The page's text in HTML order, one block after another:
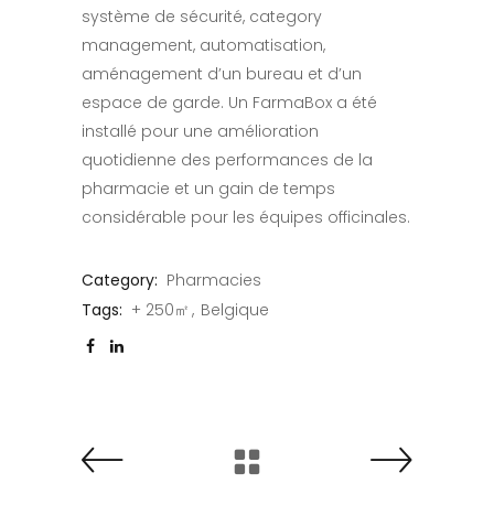
système de sécurité, category
management, automatisation,
aménagement d’un bureau et d’un
espace de garde. Un FarmaBox a été
installé pour une amélioration
quotidienne des performances de la
pharmacie et un gain de temps
considérable pour les équipes officinales.
Category: Pharmacies
Tags: + 250㎡ Belgique